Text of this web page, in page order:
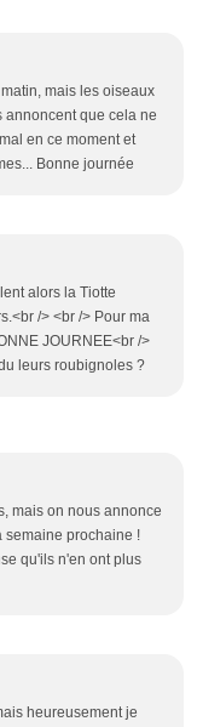
mais les oiseaux
que cela ne
en ce moment et
Bonne journée
alors la Tiotte
/> <br /> Pour ma
JOURNEE<br />
leurs roubignoles ?
mais on nous annonce
semaine prochaine !
qu'ils n'en ont plus
heureusement je